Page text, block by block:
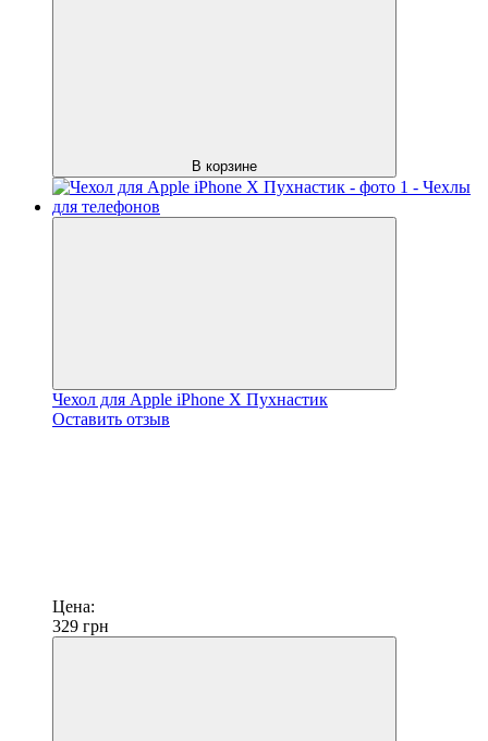
В корзине
Чехол для Apple iPhone X Пухнастик
Оставить отзыв
Цена:
329 грн